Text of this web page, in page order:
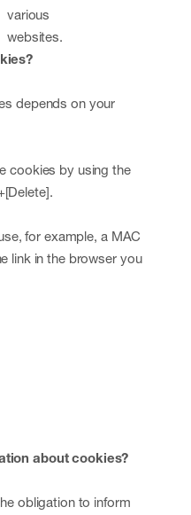
various
websites.
depends on your
cookies by using the
for example, a MAC
link in the browser you
about cookies?
obligation to inform